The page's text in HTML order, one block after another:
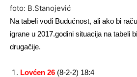
foto: B.Stanojević
Na tabeli vodi Budućnost, ali ako bi
igrane u 2017.godini situacija na tabeli
drugačije.
Lovćen 26 (8-2-2) 18:4